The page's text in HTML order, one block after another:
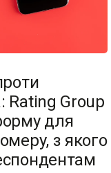
Rating Group
для
з якого